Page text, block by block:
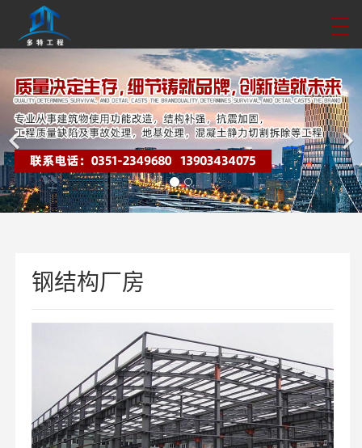
钢结构厂房